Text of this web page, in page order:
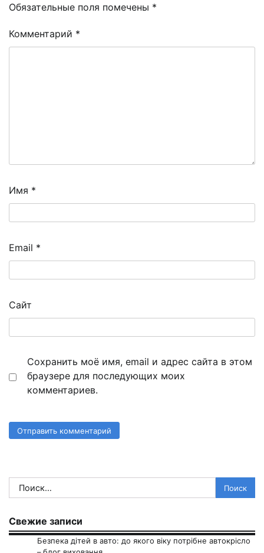
Обязательные поля помечены *
Комментарий *
Имя *
Email *
Сайт
Сохранить моё имя, email и адрес сайта в этом
браузере для последующих моих
комментариев.
Найти:
Свежие записи
Безпека дітей в авто: до якого віку потрібне автокрісло